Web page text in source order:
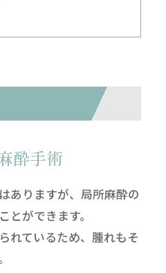
酔手術
ありますが、局所麻酔の
とができます。
れているため、腫れもそ